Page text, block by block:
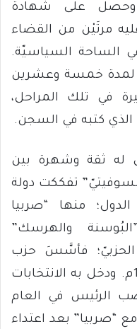
وحصل على شهادة
1950م. حُكم عليه مرتَيْن من القضاء
الساحة السياسيّة.
لمدة خمسة وعشرين
في تلك المراحل،
الذي كتبه في السجن.
له ثقة وشهرة بين
السوفيتيّ” تفككت دولة
منها “صربيا
والهرسك”
الحزبيّ؛ فأسَّسَ حزب
“العمل الديمقراطيّ” عام 1990م. ودخل به الانتخابات
الرئيس في العام
“صربيا” بعد اعتداء